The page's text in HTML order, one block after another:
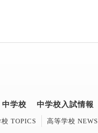
中学校 中学校入試情報
TOPICS 高等学校 NEWS